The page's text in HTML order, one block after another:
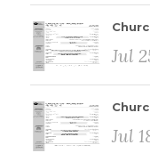
Jul
Jul